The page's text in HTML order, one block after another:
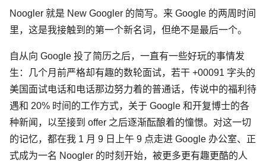
Noogler 就是 New Googler 的简写。来 Google 的两周时间
里，这是我接触到的第一个新名词，但绝不是最后一个。
自从向 Google 投了简历之后，一直有一些好玩的事情发
生：几个月前严格却有趣的数轮面试，若干 +00091 字头的
美国面试电话和电话那边努力着的普通话，传说中的福利待
遇和 20% 时间的工作方式，关于 Google 和开复博士的各
种新闻，以至接到 offer 之后逐渐酝酿着的憧憬。对这一切
的记忆，都在我 1 月 9 日上午 9 点走进 Google 办公室、正
式成为一名 Noogler 的时刻开始，被更多更有趣更酷的人